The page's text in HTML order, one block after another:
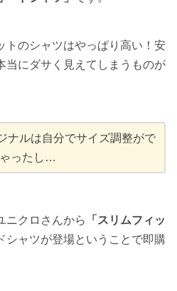
トのシャツはやっぱり高い！安
当にダサく見えてしまうものが
ナルは自分でサイズ調整がで
ったし…
ニクロさんから
「スリムフィッ
シャツが登場ということで即購